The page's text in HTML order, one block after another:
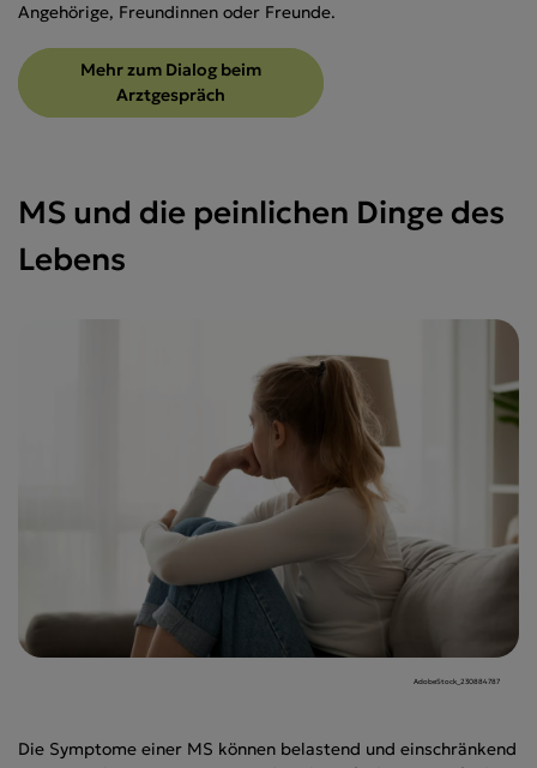
Angehörige, Freundinnen oder Freunde.
Mehr zum Dialog beim
Arztgespräch
MS und die peinlichen Dinge des
Lebens
AdobeStock_230884787
Die Symptome einer MS können belastend und einschränkend